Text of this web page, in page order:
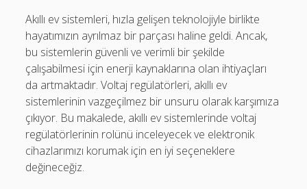
Akıllı ev sistemleri, hızla gelişen teknolojiyle birlikte
hayatımızın ayrılmaz bir parçası haline geldi. Ancak,
bu sistemlerin güvenli ve verimli bir şekilde
çalışabilmesi için enerji kaynaklarına olan ihtiyaçları
da artmaktadır. Voltaj regülatörleri, akıllı ev
sistemlerinin vazgeçilmez bir unsuru olarak karşımıza
çıkıyor. Bu makalede, akıllı ev sistemlerinde voltaj
regülatörlerinin rolünü inceleyecek ve elektronik
cihazlarımızı korumak için en iyi seçeneklere
değineceğiz.